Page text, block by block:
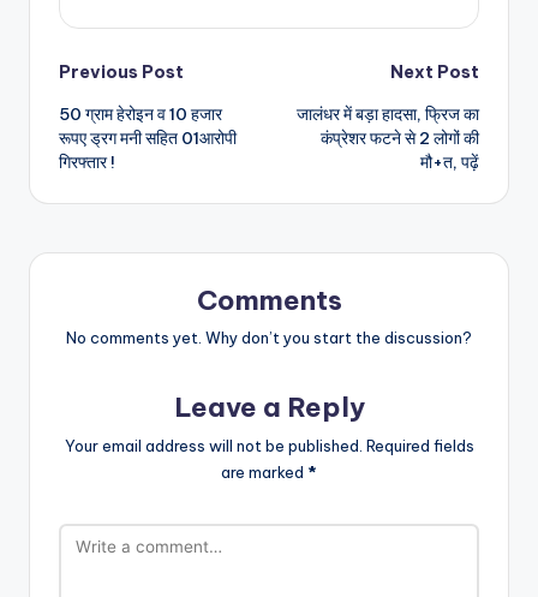
Post
navigation
Previous Post
50 ग्राम हेरोइन व 10 हजार
रूपए ड्रग मनी सहित 01आरोपी
गिरफ्तार !
Next Post
जालंधर में बड़ा हादसा, फ्रिज का
कंप्रेशर फटने से 2 लोगों की
मौ+त, पढ़ें
Comments
No comments yet. Why don’t you start the discussion?
Leave a Reply
Your email address will not be published. Required fields
are marked *